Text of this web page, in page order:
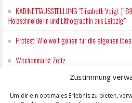
Zustimmung
Um dir ein optimales Erlebnis zu bieten,
KABINETTAUSSTELLUNG "Elisabeth Voigt
Holzschneiderin und Lithographin aus Leipzig"
Protest! Wie weit gehen für die eigenen
Wochenmarkt Zeitz
EINFACH LESEN im August 2026 H.P. Richter